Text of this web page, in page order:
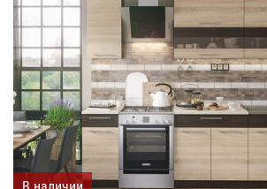
В наличии